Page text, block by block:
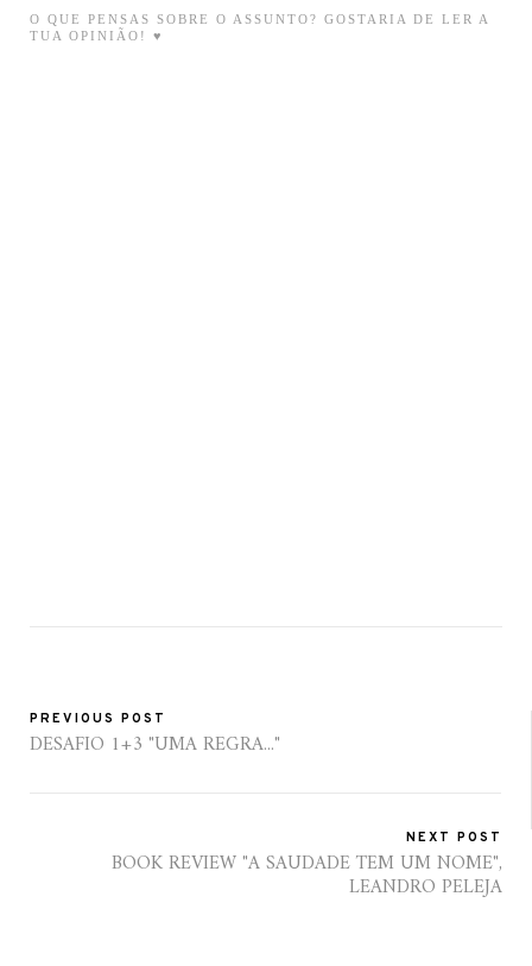
O QUE PENSAS SOBRE O ASSUNTO? GOSTARIA DE LER A
TUA OPINIÃO! ♥
PREVIOUS POST
DESAFIO 1+3 "UMA REGRA..."
NEXT POST
BOOK REVIEW "A SAUDADE TEM UM NOME",
LEANDRO PELEJA